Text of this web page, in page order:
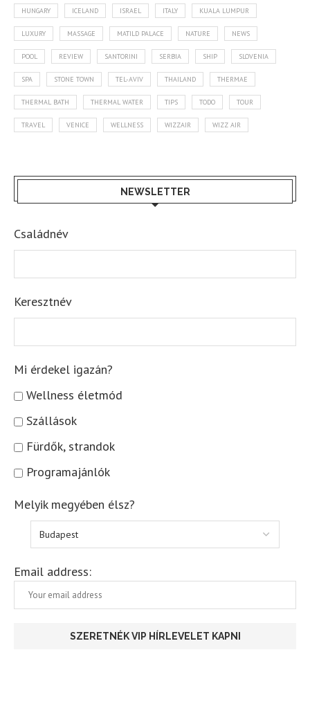
HUNGARY ICELAND ISRAEL ITALY KUALA LUMPUR
LUXURY MASSAGE MATILD PALACE NATURE NEWS
POOL REVIEW SANTORINI SERBIA SHIP SLOVENIA
SPA STONE TOWN TEL-AVIV THAILAND THERMAE
THERMAL BATH THERMAL WATER TIPS TODO TOUR
TRAVEL VENICE WELLNESS WIZZAIR WIZZ AIR
NEWSLETTER
Családnév
Keresztnév
Mi érdekel igazán?
Wellness életmód
Szállások
Fürdők, strandok
Programajánlók
Melyik megyében élsz?
Email address: